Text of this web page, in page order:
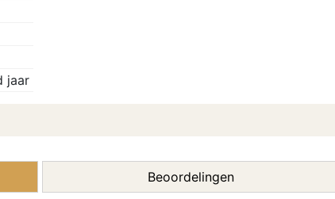
jaar
Beoordelingen